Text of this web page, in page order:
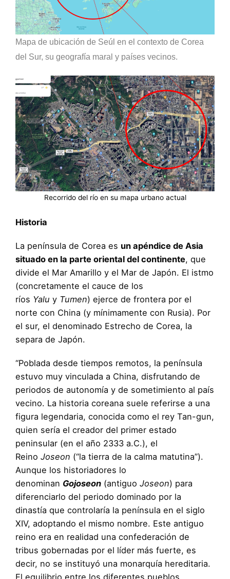
Mapa de ubicación de Seúl en el contexto de Corea
del Sur, su geografía maral y países vecinos.
Recorrido del río en su mapa urbano actual
Historia
La península de Corea es un apéndice de Asia
situado en la parte oriental del continente, que
divide el Mar Amarillo y el Mar de Japón. El istmo
(concretamente el cauce de los
ríos Yalu y Tumen) ejerce de frontera por el
norte con China (y mínimamente con Rusia). Por
el sur, el denominado Estrecho de Corea, la
separa de Japón.
“Poblada desde tiempos remotos, la península
estuvo muy vinculada a China, disfrutando de
periodos de autonomía y de sometimiento al país
vecino. La historia coreana suele referirse a una
figura legendaria, conocida como el rey Tan-gun,
quien sería el creador del primer estado
peninsular (en el año 2333 a.C.), el
Reino Joseon (“la tierra de la calma matutina”).
Aunque los historiadores lo
denominan Gojoseon (antiguo Joseon) para
diferenciarlo del periodo dominado por la
dinastía que controlaría la península en el siglo
XIV, adoptando el mismo nombre. Este antiguo
reino era en realidad una confederación de
tribus gobernadas por el líder más fuerte, es
decir, no se instituyó una monarquía hereditaria.
El equilibrio entre los diferentes pueblos